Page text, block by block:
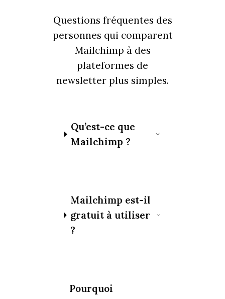
Questions fréquentes des
personnes qui comparent
Mailchimp à des
plateformes de
newsletter plus simples.
Qu’est-ce que
Mailchimp ?
Mailchimp est-il
gratuit à utiliser
?
Pourquoi